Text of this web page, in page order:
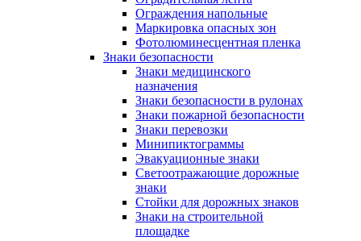
Ограждения напольные
Маркировка опасных зон
Фотолюминесцентная пленка
Знаки безопасности
Знаки медицинского
назначения
Знаки безопасности в рулонах
Знаки пожарной безопасности
Знаки перевозки
Минипиктограммы
Эвакуационные знаки
Светоотражающие дорожные
знаки
Стойки для дорожных знаков
Знаки на строительной
площадке